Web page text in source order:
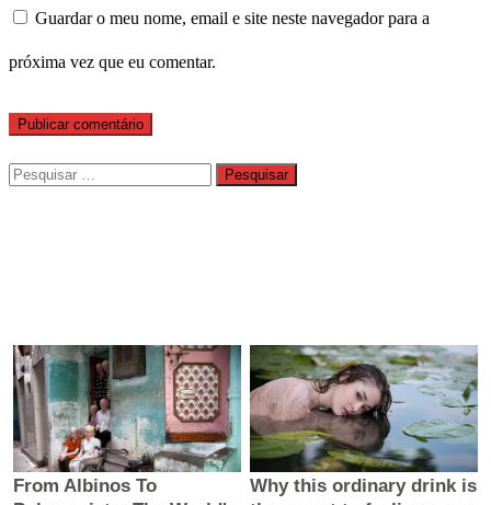
Guardar o meu nome, email e site neste navegador para a
próxima vez que eu comentar.
Pesquisar
por: